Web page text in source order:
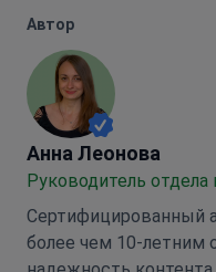
Автор
Анна Леонова
Анна Леонова
Руководитель
Сертифицированный
более чем 10-летним